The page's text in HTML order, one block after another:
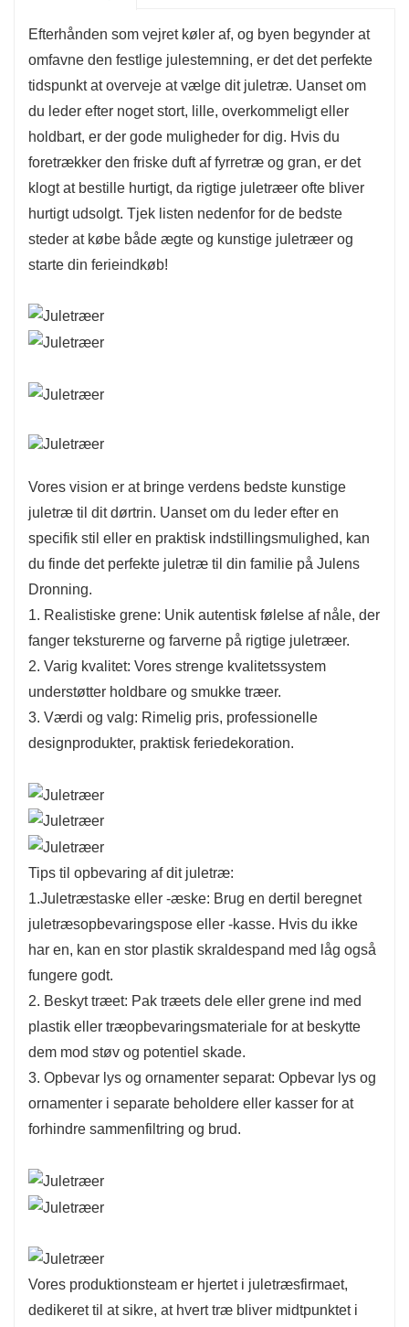
muligheder, der passer til forskellige ferietemaer
og indretningsstile.
4. Nem montering:
Design: Leveres typisk i sektioner for at lette
opsætning og opbevaring, hvilket gør det nemt
at samle og skille ad.
Efterhånden som vejret køler af, og byen begynder at
omfavne den festlige julestemning, er det det perfekte
tidspunkt at overveje at vælge dit juletræ. Uanset om
du leder efter noget stort, lille, overkommeligt eller
holdbart, er der gode muligheder for dig. Hvis du
foretrækker den friske duft af fyrretræ og gran, er det
klogt at bestille hurtigt, da rigtige juletræer ofte bliver
hurtigt udsolgt. Tjek listen nedenfor for de bedste
steder at købe både ægte og kunstige juletræer og
starte din ferieindkøb!
Vores vision er at bringe verdens bedste kunstige
juletræ til dit dørtrin. Uanset om du leder efter en
specifik stil eller en praktisk indstillingsmulighed, kan
du finde det perfekte juletræ til din familie på Julens
Dronning.
1. Realistiske grene: Unik autentisk følelse af nåle, der
fanger teksturerne og farverne på rigtige juletræer.
2. Varig kvalitet: Vores strenge kvalitetssystem
understøtter holdbare og smukke træer.
3. Værdi og valg: Rimelig pris, professionelle
designprodukter, praktisk feriedekoration.
Tips til opbevaring af dit juletræ:
1.Juletræstaske eller -æske: Brug en dertil beregnet
juletræsopbevaringspose eller -kasse. Hvis du ikke
har en, kan en stor plastik skraldespand med låg også
fungere godt.
2. Beskyt træet: Pak træets dele eller grene ind med
plastik eller træopbevaringsmateriale for at beskytte
dem mod støv og potentiel skade.
3. Opbevar lys og ornamenter separat: Opbevar lys og
ornamenter i separate beholdere eller kasser for at
forhindre sammenfiltring og brud.
Vores produktionsteam er hjertet i juletræsfirmaet,
dedikeret til at sikre, at hvert træ bliver midtpunktet i